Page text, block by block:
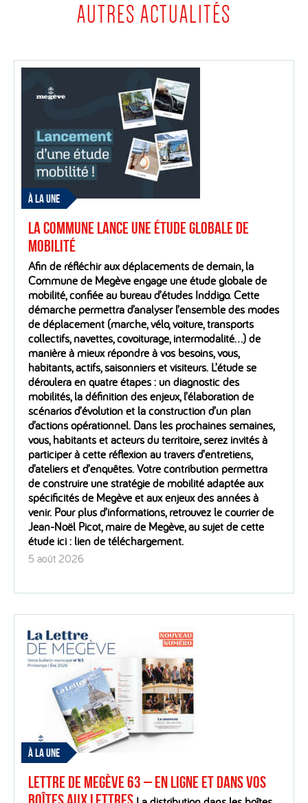
AUTRES ACTUALITÉS
À LA UNE
La Commune lance une étude globale de
mobilité
Afin de réfléchir aux déplacements de demain, la
Commune de Megève engage une étude globale de
mobilité, confiée au bureau d’études Inddigo. Cette
démarche permettra d’analyser l’ensemble des modes
de déplacement (marche, vélo, voiture, transports
collectifs, navettes, covoiturage, intermodalité…) de
manière à mieux répondre à vos besoins, vous,
habitants, actifs, saisonniers et visiteurs. L’étude se
déroulera en quatre étapes : un diagnostic des
mobilités, la définition des enjeux, l’élaboration de
scénarios d’évolution et la construction d’un plan
d’actions opérationnel. Dans les prochaines semaines,
vous, habitants et acteurs du territoire, serez invités à
participer à cette réflexion au travers d’entretiens,
d’ateliers et d’enquêtes. Votre contribution permettra
de construire une stratégie de mobilité adaptée aux
spécificités de Megève et aux enjeux des années à
venir. Pour plus d’informations, retrouvez le courrier de
Jean-Noël Picot, maire de Megève, au sujet de cette
étude ici : lien de téléchargement.
5 août 2026
À LA UNE
Lettre de Megève 63 – En ligne et dans vos